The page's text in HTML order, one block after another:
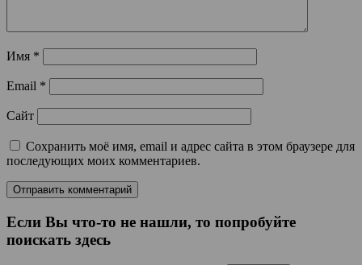
Имя *
Email *
Сайт
Сохранить моё имя, email и адрес сайта в этом браузере для
последующих моих комментариев.
Если Вы что-то не нашли, то попробуйте
поискать здесь